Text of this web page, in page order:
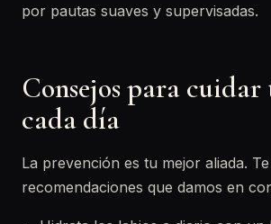
por pautas suaves y supervisadas.
Consejos para cuidar
cada día
La prevención es tu mejor aliada.
recomendaciones que damos en